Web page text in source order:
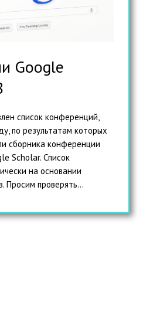
Google
список конференций,
по результатам которых
сборника конференции
Scholar. Список
на основании
Просим проверять...